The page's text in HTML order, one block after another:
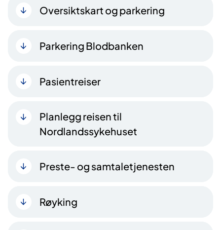
Oversiktskart og parkering
Parkering Blodbanken
Pasientreiser
Planlegg reisen til
Nordlandssykehuset
Preste- og samtaletjenesten
Røyking